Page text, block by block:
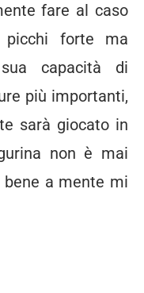
fare al caso
picchi forte ma
capacità di
più importanti,
sarà giocato in
non è mai
a mente mi